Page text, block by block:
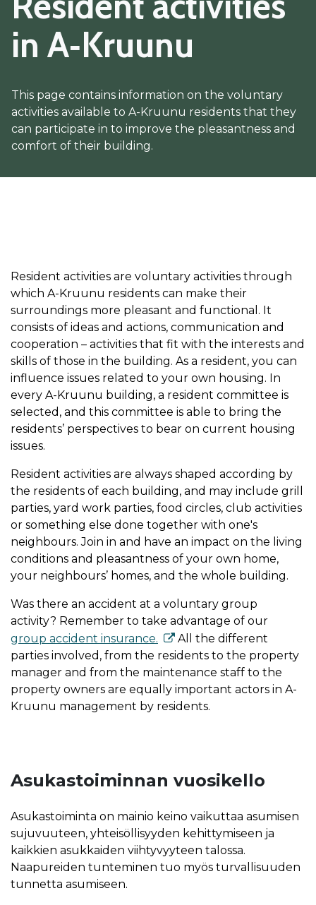
in A‑Kruunu
This page contains information on the voluntary
activities available to A-Kruunu residents that they
can participate in to improve the pleasantness and
comfort of their building.
Resident activities are voluntary activities through
which A-Kruunu residents can make their
surroundings more pleasant and functional. It
consists of ideas and actions, communication and
cooperation – activities that fit with the interests and
skills of those in the building. As a resident, you can
influence issues related to your own housing. In
every A-Kruunu building, a resident committee is
selected, and this committee is able to bring the
residents’ perspectives to bear on current housing
issues.
Resident activities are always shaped according by
the residents of each building, and may include grill
parties, yard work parties, food circles, club activities
or something else done together with one's
neighbours. Join in and have an impact on the living
conditions and pleasantness of your own home,
your neighbours’ homes, and the whole building.
Was there an accident at a voluntary group
activity? Remember to take advantage of our
group accident insurance.
All the different
parties involved, from the residents to the property
manager and from the maintenance staff to the
property owners are equally important actors in A-
Kruunu management by residents.
Asukastoiminnan vuosikello
Asukastoiminta on mainio keino vaikuttaa asumisen
sujuvuuteen, yhteisöllisyyden kehittymiseen ja
kaikkien asukkaiden viihtyvyyteen talossa.
Naapureiden tunteminen tuo myös turvallisuuden
tunnetta asumiseen.